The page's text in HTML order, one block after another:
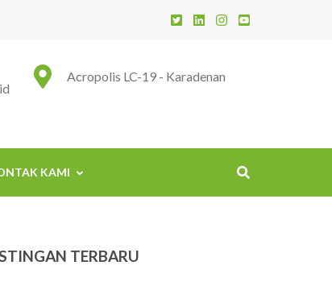
Acropolis LC-19 - Karadenan
KAMI
TERBARU